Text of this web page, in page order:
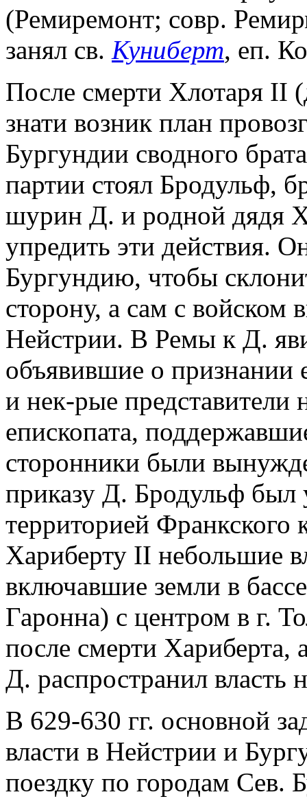
(Ремиремонт; совр.
занял св. Куниберт, еп.
После смерти Хлотаря II
знати возник план
Бургундии сводного
партии стоял Бродульф,
шурин Д. и родной дядя
упредить эти действия.
Бургундию, чтобы
сторону, а сам с войском
Нейстрии. В Ремы к Д.
объявившие о
и нек-рые представители
епископата,
сторонники были
приказу Д. Бродульф был
территорией Франкского
Хариберту II небольшие
включавшие земли в
Гаронна) с центром в г.
после смерти Хариберта,
Д. распространил власть
В 629-630 гг. основной
власти в Нейстрии и
поездку по городам Сев.